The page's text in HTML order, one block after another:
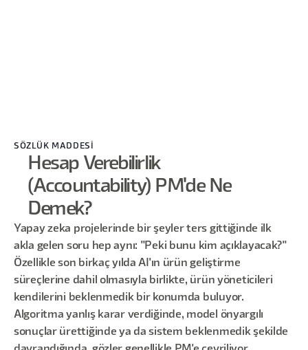
SÖZLÜK MADDESİ
Hesap Verebilirlik
(Accountability) PM'de Ne
Demek?
Yapay zeka projelerinde bir şeyler ters gittiğinde ilk
akla gelen soru hep aynı: "Peki bunu kim açıklayacak?"
Özellikle son birkaç yılda AI'ın ürün geliştirme
süreçlerine dahil olmasıyla birlikte, ürün yöneticileri
kendilerini beklenmedik bir konumda buluyor.
Algoritma yanlış karar verdiğinde, model önyargılı
sonuçlar ürettiğinde ya da sistem beklenmedik şekilde